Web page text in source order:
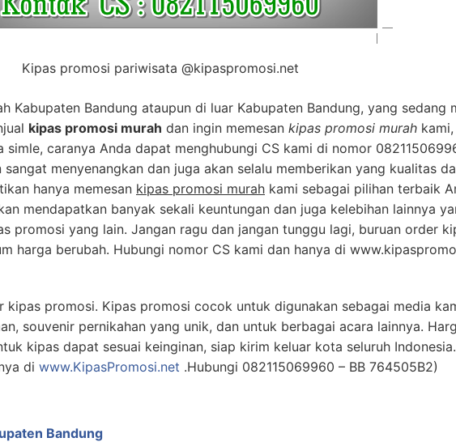
Kipas promosi pariwisata @kipaspromosi.net
Kabupaten Bandung ataupun di luar Kabupaten Bandung, yang sedang
kipas promosi murah dan ingin memesan kipas promosi murah
simle, caranya Anda dapat menghubungi CS kami di nomor
menyenangkan dan juga akan selalu memberikan yang kualitas
hanya memesan kipas promosi murah kami sebagai pilihan terbaik
mendapatkan banyak sekali keuntungan dan juga kelebihan lainnya
promosi yang lain. Jangan ragu dan jangan tunggu lagi, buruan order
harga berubah. Hubungi nomor CS kami dan hanya di
kipas promosi. Kipas promosi cocok untuk digunakan sebagai media
souvenir pernikahan yang unik, dan untuk berbagai acara lainnya.
kipas dapat sesuai keinginan, siap kirim keluar kota seluruh
di www.KipasPromosi.net .Hubungi 082115069960 – BB 764505B2)
Bandung